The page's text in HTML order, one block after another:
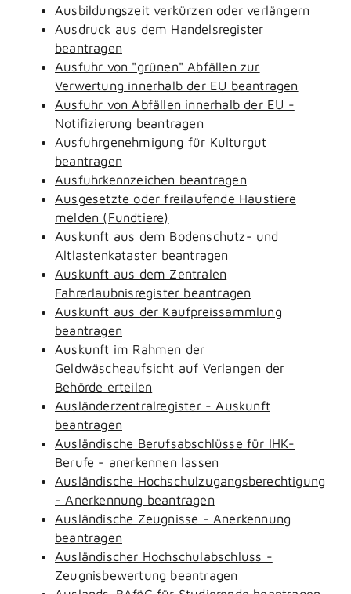
Ausbildungszeit verkürzen oder verlängern
Ausdruck aus dem Handelsregister
beantragen
Ausfuhr von "grünen" Abfällen zur
Verwertung innerhalb der EU beantragen
Ausfuhr von Abfällen innerhalb der EU -
Notifizierung beantragen
Ausfuhrgenehmigung für Kulturgut
beantragen
Ausfuhrkennzeichen beantragen
Ausgesetzte oder freilaufende Haustiere
melden (Fundtiere)
Auskunft aus dem Bodenschutz- und
Altlastenkataster beantragen
Auskunft aus dem Zentralen
Fahrerlaubnisregister beantragen
Auskunft aus der Kaufpreissammlung
beantragen
Auskunft im Rahmen der
Geldwäscheaufsicht auf Verlangen der
Behörde erteilen
Ausländerzentralregister - Auskunft
beantragen
Ausländische Berufsabschlüsse für IHK-
Berufe - anerkennen lassen
Ausländische Hochschulzugangsberechtigung
- Anerkennung beantragen
Ausländische Zeugnisse - Anerkennung
beantragen
Ausländischer Hochschulabschluss -
Zeugnisbewertung beantragen